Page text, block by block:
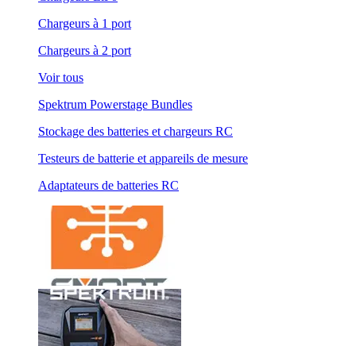
Chargeurs à 1 port
Chargeurs à 2 port
Voir tous
Spektrum Powerstage Bundles
Stockage des batteries et chargeurs RC
Testeurs de batterie et appareils de mesure
Adaptateurs de batteries RC